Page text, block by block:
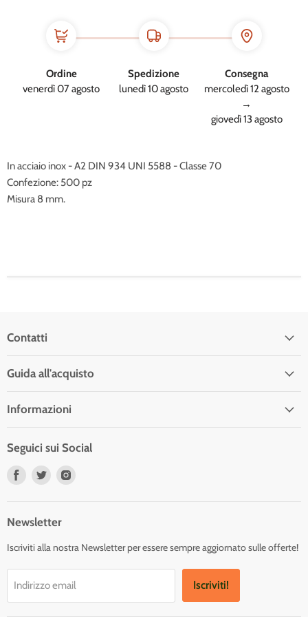
Ordine
venerdì 07 agosto
Spedizione
lunedì 10 agosto
Consegna
mercoledì 12 agosto
→
giovedì 13 agosto
In acciaio inox - A2 DIN 934 UNI 5588 - Classe 70
Confezione: 500 pz
Misura 8 mm.
Contatti
Guida all'acquisto
Informazioni
Seguici sui Social
Trovaci
Trovaci
Newsletter
Iscriviti alla nostra Newsletter per essere sempre aggiornato sulle offerte!
Indirizzo email Iscriviti!